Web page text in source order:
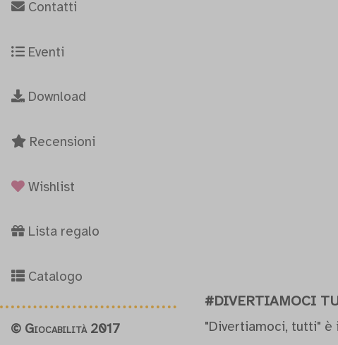
Contatti
Eventi
Download
Recensioni
Wishlist
Lista regalo
Catalogo
© Giocabilità 2017
#DIVERTIAMOCI
"Divertiamoci, tutti" è